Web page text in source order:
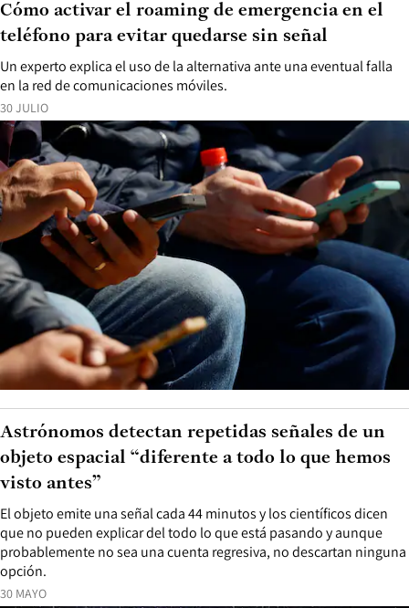
30 JULIO
Un experto explica el uso de la alternativa ante una eventual falla
en la red de comunicaciones móviles.
Cómo activar el roaming de emergencia en el
teléfono para evitar quedarse sin señal
30 MAYO
El objeto emite una señal cada 44 minutos y los científicos dicen
que no pueden explicar del todo lo que está pasando y aunque
probablemente no sea una cuenta regresiva, no descartan ninguna
opción.
Astrónomos detectan repetidas señales de un
objeto espacial “diferente a todo lo que hemos
visto antes”